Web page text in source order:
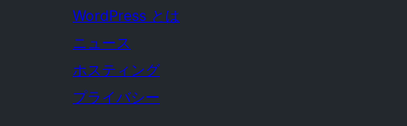
WordPress とは
ニュース
ホスティング
プライバシー